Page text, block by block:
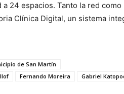
a 24 espacios. Tanto la red
Clínica Digital, un sistema
de San Martín
Fernando Moreira Gabriel